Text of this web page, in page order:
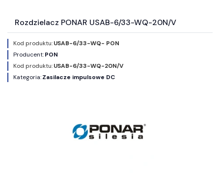
Rozdzielacz PONAR USAB-6/33-WQ-20N/V
Kod produktu:USAB-6/33-WQ- PON
Producent:PON
Kod produktu:USAB-6/33-WQ-20N/V
Kategoria:Zasilacze impulsowe DC